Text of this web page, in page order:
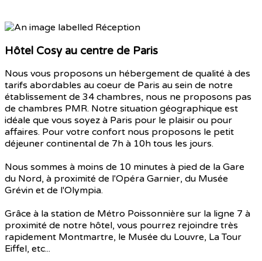
Hôtel Cosy au centre de Paris
Nous vous proposons un hébergement de qualité à des
tarifs abordables au coeur de Paris au sein de notre
établissement de 34 chambres, nous ne proposons pas
de chambres PMR. Notre situation géographique est
idéale que vous soyez à Paris pour le plaisir ou pour
affaires. Pour votre confort nous proposons le petit
déjeuner continental de 7h à 10h tous les jours.
Nous sommes à moins de 10 minutes à pied de la Gare
du Nord, à proximité de l'Opéra Garnier, du Musée
Grévin et de l'Olympia.
Grâce à la station de Métro Poissonnière sur la ligne 7 à
proximité de notre hôtel, vous pourrez rejoindre très
rapidement Montmartre, le Musée du Louvre, La Tour
Eiffel, etc...